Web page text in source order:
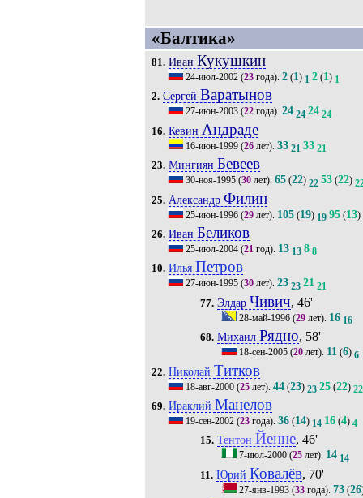
«Балтика»
81. Иван Кукушкин
24-июл-2002(23года). 2(1) 1 2(1) 1
2. Сергей Варатынов
27-июн-2003(22года). 24 24 24 24
16. Кевин Андраде
16-июн-1999(26лет). 33 21 33 21
23. Мингиян Бевеев
30-ноя-1995(30лет). 65(22) 22 53(22)
25. Александр Филин
25-июн-1996(29лет). 105(19) 19 95(13)
26. Иван Беликов
25-июл-2004(21год). 13 13 8 8
10. Илья Петров
27-июн-1995(30лет). 23 23 21 21
77. Элдар Чивич, 46'
28-май-1996 (29 лет). 16 16
68. Михаил Рядно, 58'
18-сен-2005 (20 лет). 11 (6) 6
22. Николай Титков
18-авг-2000(25лет). 44(23) 23 25(22) 22
69. Ираклий Манелов
19-сен-2002(23года). 36(14) 14 16(4) 4
15. Тентон Йенне, 46'
7-июл-2000 (25 лет). 14 14
11. Юрий Ковалёв, 70'
27-янв-1993 (33 года).73 (26